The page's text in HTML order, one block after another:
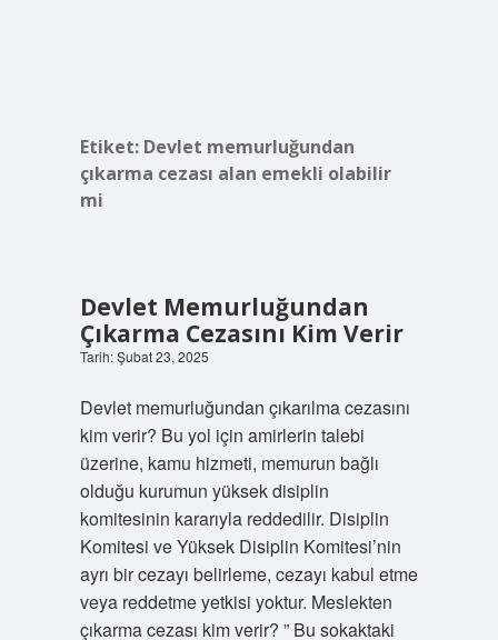
Etiket: Devlet memurluğundan
çıkarma cezası alan emekli olabilir
mi
Devlet Memurluğundan
Çıkarma Cezasını Kim Verir
Tarih: Şubat 23, 2025
Devlet memurluğundan çıkarılma cezasını
kim verir? Bu yol için amirlerin talebi
üzerine, kamu hizmeti, memurun bağlı
olduğu kurumun yüksek disiplin
komitesinin kararıyla reddedilir. Disiplin
Komitesi ve Yüksek Disiplin Komitesi’nin
ayrı bir cezayı belirleme, cezayı kabul etme
veya reddetme yetkisi yoktur. Meslekten
çıkarma cezası kim verir? ” Bu sokaktaki